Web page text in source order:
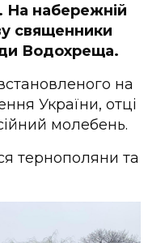
На набережній
священники
Водохреща.
на
України, отці
молебень.
тернополяни та